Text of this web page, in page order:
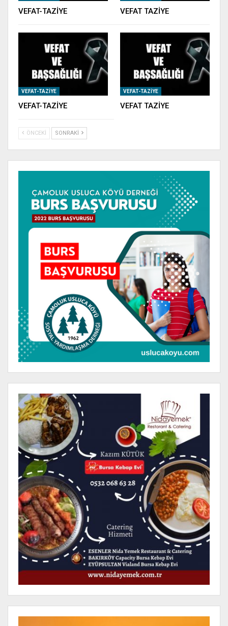
VEFAT-TAZİYE VEFAT TAZİYE
VEFAT-TAZIYE
VEFAT-TAZİYE
VEFAT-TAZIYE
VEFAT TAZİYE
ÖNCEKI SONRAKI